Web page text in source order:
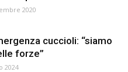
2020
cuccioli: “siamo
forze”
2024